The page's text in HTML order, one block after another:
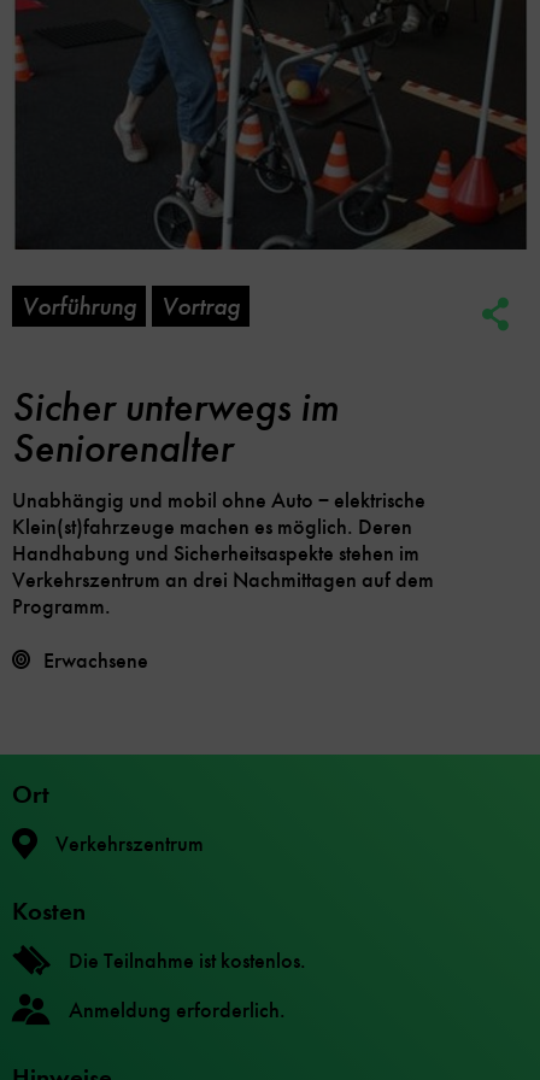
Vorführung Vortrag
Sicher unterwegs im
Seniorenalter
Unabhängig und mobil ohne Auto − elektrische
Klein(st)fahrzeuge machen es möglich. Deren
Handhabung und Sicherheitsaspekte stehen im
Verkehrszentrum an drei Nachmittagen auf dem
Programm.
Erwachsene
Ort
Verkehrszentrum
Kosten
Die Teilnahme ist kostenlos.
Anmeldung erforderlich.